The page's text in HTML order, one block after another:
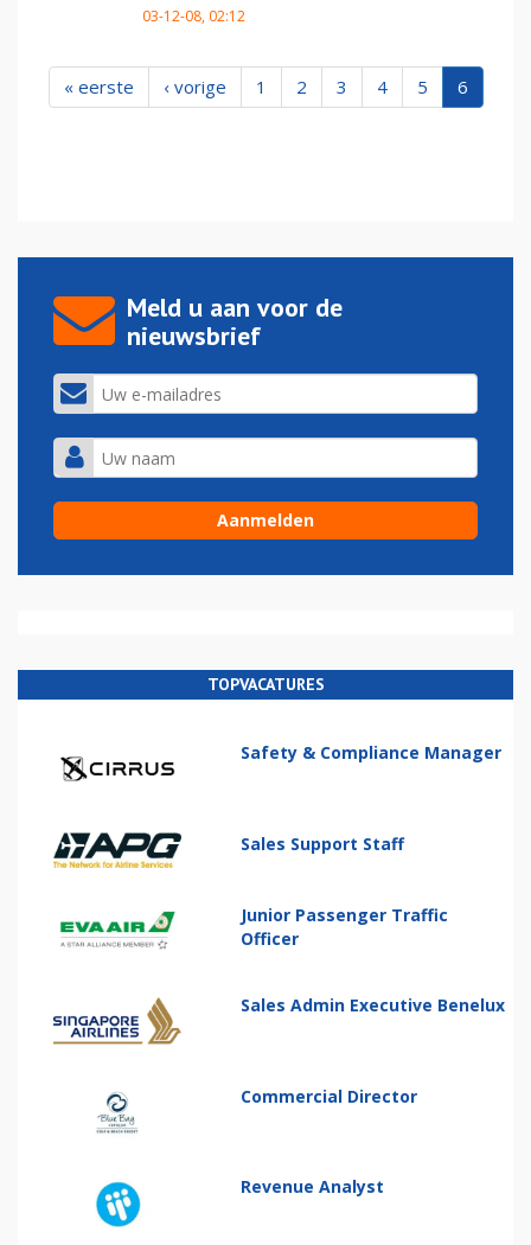
03-12-08, 02:12
« eerste ‹ vorige 1 2 3 4 5 6
Meld u aan voor de
nieuwsbrief
TOPVACATURES
Safety & Compliance Manager
Sales Support Staff
Junior Passenger Traffic
Officer
Sales Admin Executive Benelux
Commercial Director
Revenue Analyst